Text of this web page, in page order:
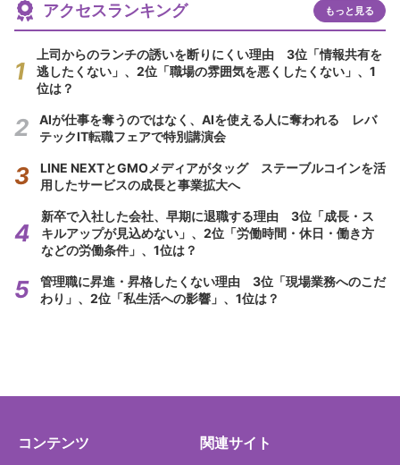
アクセスランキング もっと見る
上司からのランチの誘いを断りにくい理由 3位「情報共有を
逃したくない」、2位「職場の雰囲気を悪くしたくない」、1
位は？
AIが仕事を奪うのではなく、AIを使える人に奪われる レバ
テックIT転職フェアで特別講演会
LINE NEXTとGMOメディアがタッグ ステーブルコインを活
用したサービスの成長と事業拡大へ
新卒で入社した会社、早期に退職する理由 3位「成長・ス
キルアップが見込めない」、2位「労働時間・休日・働き方
などの労働条件」、1位は？
管理職に昇進・昇格したくない理由 3位「現場業務へのこだ
わり」、2位「私生活への影響」、1位は？
コンテンツ 関連サイト